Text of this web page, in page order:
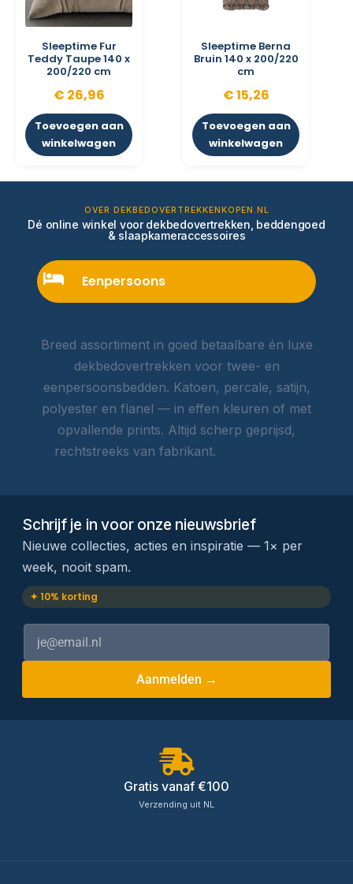
Sleeptime Fur
Teddy Taupe 140 x
200/220 cm
€ 26,96
Toevoegen aan
winkelwagen
Sleeptime Berna
Bruin 140 x 200/220
cm
€15,26
Toevoegen aan
winkelwagen
OVER DEKBEDOVERTREKKENKOPEN.NL
Dé online winkel voor dekbedovertrekken, beddengoed
& slaapkameraccessoires
Eenpersoons
Breed assortiment in goed betaalbare én luxe
dekbedovertrekken voor twee- en
eenpersoonsbedden. Katoen, percale, satijn,
polyester en flanel — in effen kleuren of met
opvallende prints. Altijd scherp geprijsd,
rechtstreeks van fabrikant.
Schrijf je in voor onze nieuwsbrief
Nieuwe collecties, acties en inspiratie — 1× per
week, nooit spam.
✦ 10% korting
Aanmelden →
Gratis vanaf €100
Verzending uit NL